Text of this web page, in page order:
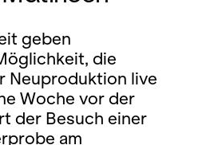
geben
die
Neuproduktion live
Woche vor der
der Besuch einer
am